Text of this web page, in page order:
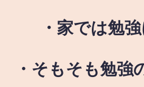
・家では勉
・そもそも勉